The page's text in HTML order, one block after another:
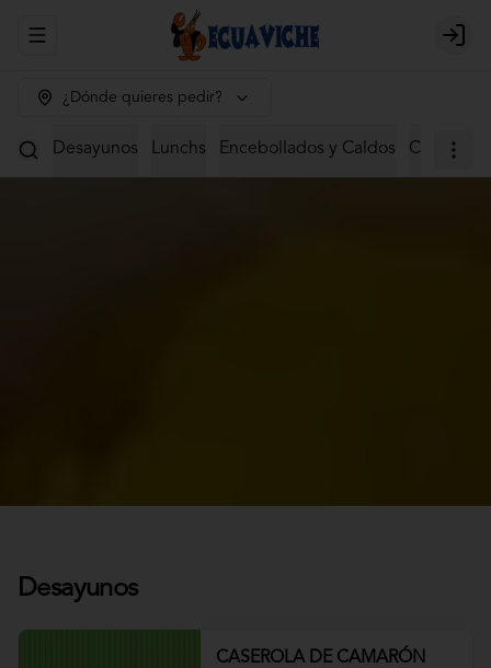
Abrir menu de navegación Login
¿Dónde quieres pedir?
Desayunos Lunchs Encebollados y Caldos Ceviches
Desayunos
CASEROLA DE CAMARÓN